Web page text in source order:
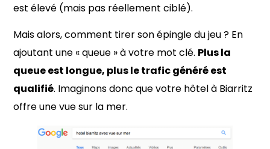
est élevé (mais pas réellement ciblé).
Mais alors, comment tirer son épingle du jeu ? En
ajoutant une « queue » à votre mot clé. Plus la
queue est longue, plus le trafic généré est
qualifié. Imaginons donc que votre hôtel à Biarritz
offre une vue sur la mer.